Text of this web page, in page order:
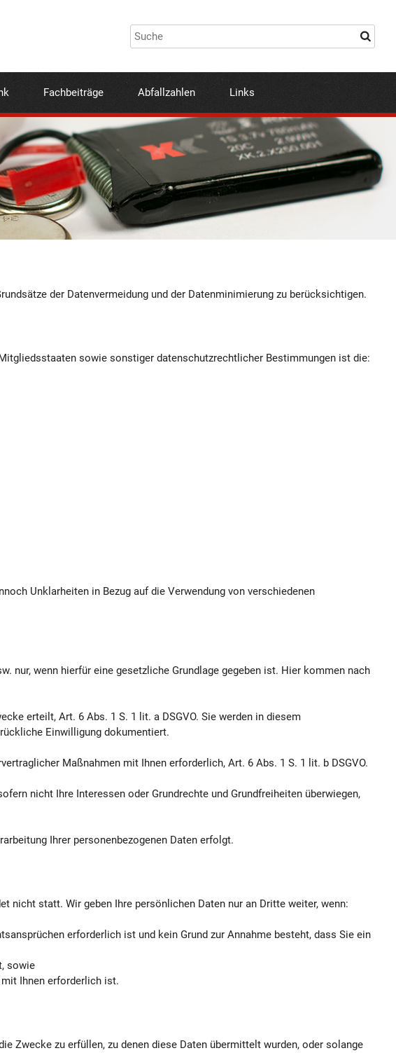
Fachbeiträge Abfallzahlen Links
der Datenvermeidung und der Datenminimierung zu berücksichtigen.
sowie sonstiger datenschutzrechtlicher Bestimmungen ist die:
Unklarheiten in Bezug auf die Verwendung von verschiedenen
nur, wenn hierfür eine gesetzliche Grundlage gegeben ist. Hier kommen nach
erteilt, Art. 6 Abs. 1 S. 1 lit. a DSGVO. Sie werden in diesem
Einwilligung dokumentiert.
Maßnahmen mit Ihnen erforderlich, Art. 6 Abs. 1 S. 1 lit. b DSGVO.
nicht Ihre Interessen oder Grundrechte und Grundfreiheiten überwiegen,
Ihrer personenbezogenen Daten erfolgt.
nicht statt. Wir geben Ihre persönlichen Daten nur an Dritte weiter, wenn:
erforderlich ist und kein Grund zur Annahme besteht, dass Sie ein
sowie
Ihnen erforderlich ist.
Zwecke zu erfüllen, zu denen diese Daten übermittelt wurden, oder solange